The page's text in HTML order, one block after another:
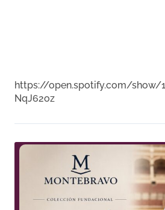
https://open.spotify.com/show/
NqJ62oz